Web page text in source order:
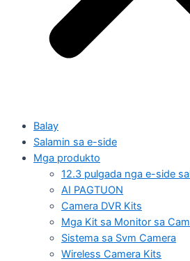
Balay
Salamin sa e-side
Mga produkto
12.3 pulgada nga e-side
AI PAGTUON
Camera DVR Kits
Mga Kit sa Monitor sa
Sistema sa Svm Camera
Wireless Camera Kits